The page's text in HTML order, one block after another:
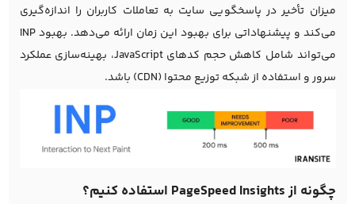
میزان تأخیر در پاسخگویی سایت به تعاملات کاربران را اندازه‌گیری
می‌کند و پیشنهاداتی برای بهبود این زمان ارائه می‌دهد. بهبود INP
می‌تواند شامل کاهش حجم کدهای JavaScript، بهینه‌سازی عملکرد
سرور و استفاده از شبکه توزیع محتوا (CDN) باشد.
چگونه از PageSpeed Insights استفاده کنیم؟